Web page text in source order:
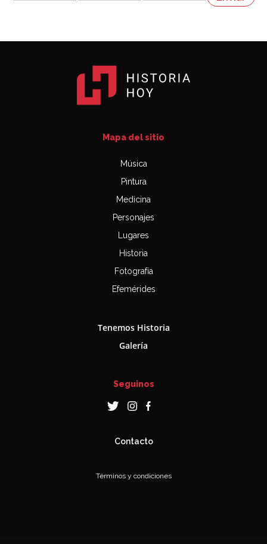
Mapa del sitio
Música
Pintura
Medicina
Personajes
Lugares
Historia
Fotografía
Efemérides
Tenemos Historia
Galería
Seguinos
Contacto
Términos y condiciones